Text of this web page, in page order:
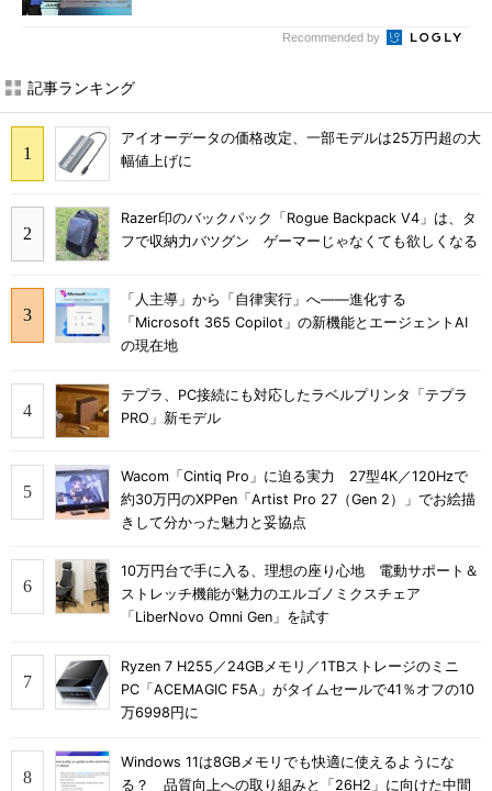
Recommended by
記事ランキング
アイオーデータの価格改定、一部モデルは25万円超の大
幅値上げに
Razer印のバックパック「Rogue Backpack V4」は、タ
フで収納力バツグン ゲーマーじゃなくても欲しくなる
「人主導」から「自律実行」へ――進化する
「Microsoft 365 Copilot」の新機能とエージェントAI
の現在地
テプラ、PC接続にも対応したラベルプリンタ「テプラ
PRO」新モデル
Wacom「Cintiq Pro」に迫る実力 27型4K／120Hzで
約30万円のXPPen「Artist Pro 27（Gen 2）」でお絵描
きして分かった魅力と妥協点
10万円台で手に入る、理想の座り心地 電動サポート＆
ストレッチ機能が魅力のエルゴノミクスチェア
「LiberNovo Omni Gen」を試す
Ryzen 7 H255／24GBメモリ／1TBストレージのミニ
PC「ACEMAGIC F5A」がタイムセールで41％オフの10
万6998円に
Windows 11は8GBメモリでも快適に使えるようにな
る？ 品質向上への取り組みと「26H2」に向けた中間